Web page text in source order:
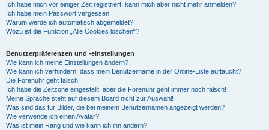
Ich habe mich vor einiger Zeit registriert, kann mich aber nicht mehr anmelden?!
Ich habe mein Passwort vergessen!
Warum werde ich automatisch abgemeldet?
Wozu ist die Funktion „Alle Cookies löschen“?
Benutzerpräferenzen und -einstellungen
Wie kann ich meine Einstellungen ändern?
Wie kann ich verhindern, dass mein Benutzername in der Online-Liste auftaucht?
Die Forenuhr geht falsch!
Ich habe die Zeitzone eingestellt, aber die Forenuhr geht immer noch falsch!
Meine Sprache steht auf diesem Board nicht zur Auswahl!
Was sind das für Bilder, die bei meinem Benutzernamen angezeigt werden?
Wie verwende ich einen Avatar?
Was ist mein Rang und wie kann ich ihn ändern?